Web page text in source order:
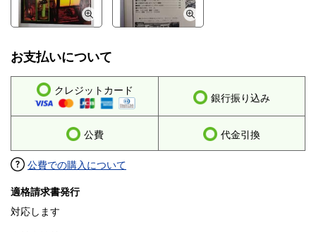
お支払いについて
クレジットカード
銀行振り込み
公費 代金引換
公費での購入について
適格請求書発行
対応します